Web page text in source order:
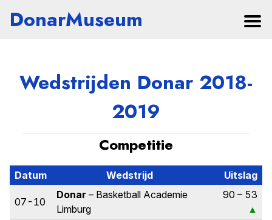
DonarMuseum
Wedstrijden Donar 2018-
2019
Competitie
Datum Wedstrijd Uitslag
07-10
Donar – Basketball Academie
Limburg
90 – 53